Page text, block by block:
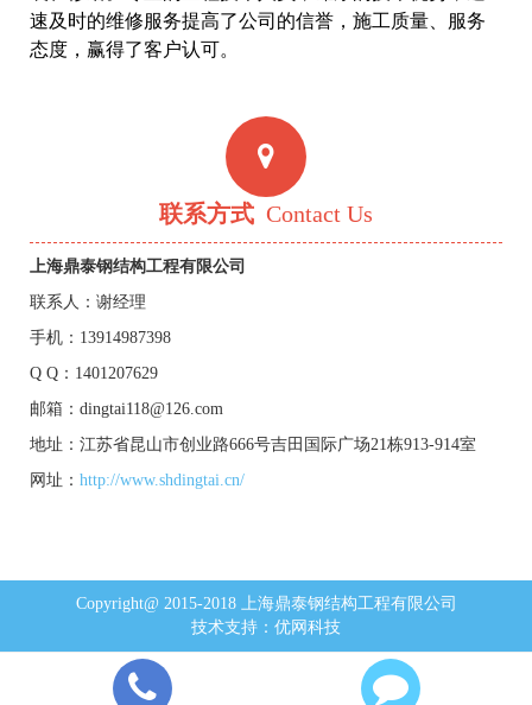
速及时的维修服务提高了公司的信誉，施工质量、服务
态度，赢得了客户认可。
联系方式 Contact Us
上海鼎泰钢结构工程有限公司
联系人：谢经理
手机：13914987398
Q Q：1401207629
邮箱：dingtai118@126.com
地址：江苏省昆山市创业路666号吉田国际广场21栋913-914室
网址： http://www.shdingtai.cn/
Copyright@ 2015-2018 上海鼎泰钢结构工程有限公司
技术支持： 优网科技